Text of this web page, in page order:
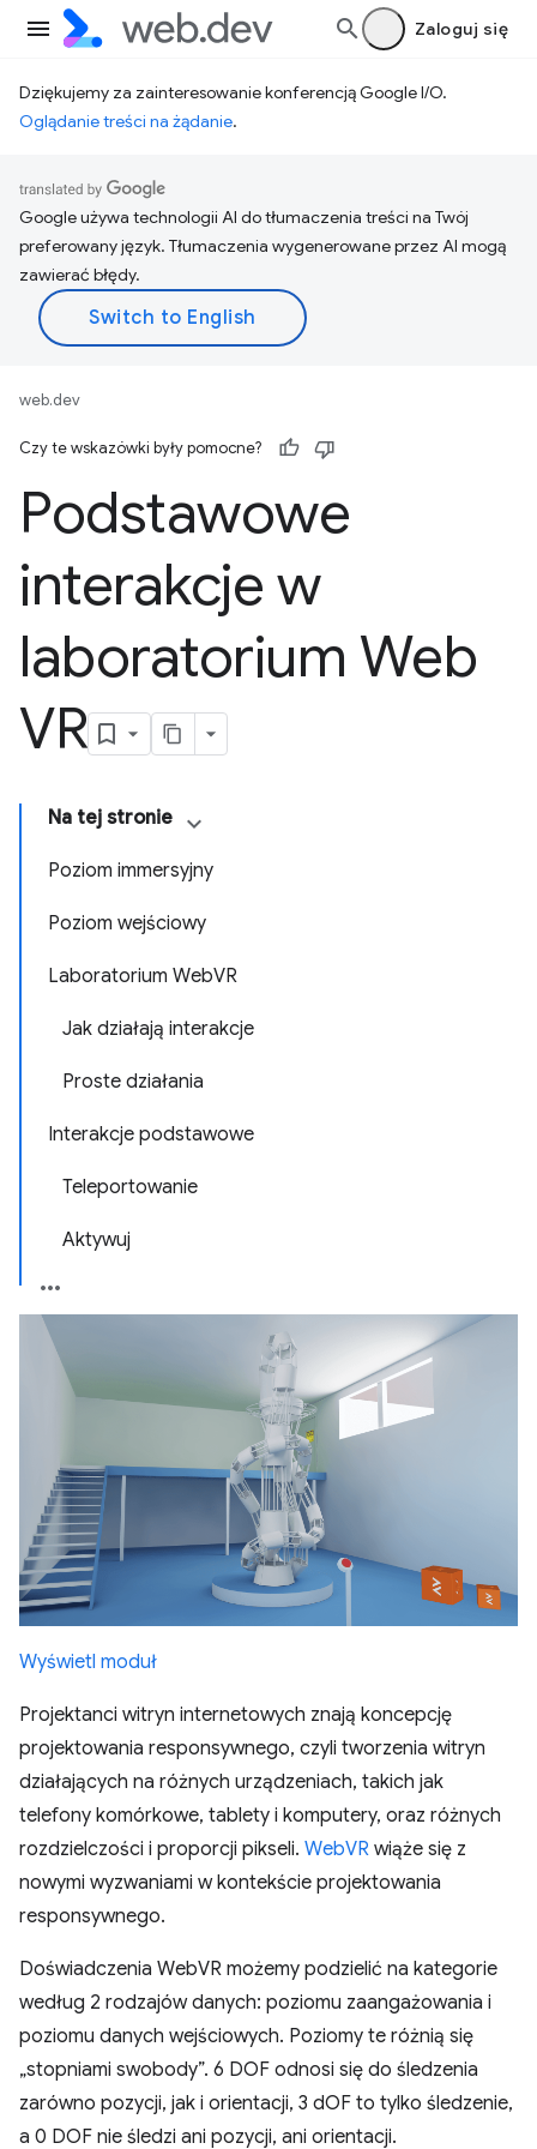
Zaloguj się
Dziękujemy za zainteresowanie konferencją Google I/O.
Oglądanie treści na żądanie.
Google używa technologii AI do tłumaczenia treści na Twój
preferowany język. Tłumaczenia wygenerowane przez AI mogą
zawierać błędy.
web.dev
Czy te wskazówki były pomocne?
Podstawowe
interakcje w
laboratorium Web
VR
Na tej stronie
Poziom immersyjny
Poziom wejściowy
Laboratorium WebVR
Jak działają interakcje
Proste działania
Interakcje podstawowe
Teleportowanie
Aktywuj
Wyświetl moduł
Projektanci witryn internetowych znają koncepcję
projektowania responsywnego, czyli tworzenia witryn
działających na różnych urządzeniach, takich jak
telefony komórkowe, tablety i komputery, oraz różnych
rozdzielczości i proporcji pikseli. WebVR wiąże się z
nowymi wyzwaniami w kontekście projektowania
responsywnego.
Doświadczenia WebVR możemy podzielić na kategorie
według 2 rodzajów danych: poziomu zaangażowania i
poziomu danych wejściowych. Poziomy te różnią się
„stopniami swobody”. 6 DOF odnosi się do śledzenia
zarówno pozycji, jak i orientacji, 3 dOF to tylko śledzenie,
a 0 DOF nie śledzi ani pozycji, ani orientacji.